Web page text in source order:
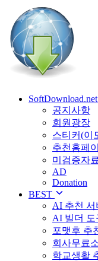
SoftDownload.net
공지사항
회원광장
스티커(이
추천홈페
미검증자료
AD
Donation
BEST
AI 추천 서
AI 빌더 도
포맷후 추
회사무료
학교생활